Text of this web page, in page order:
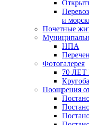
и
Почетные
НПА
Фотогалерея
70
Поощрения